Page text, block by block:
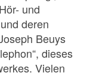
und
deren
Beuys
dieses
Vielen